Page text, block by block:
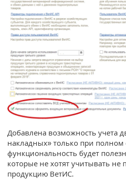
Добавлена возможность учета
накладных» только при полном
функциональность будет
которые не хотят учитывать
продукцию ВетИС.